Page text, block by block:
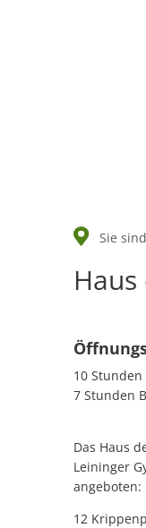
Sie
Kindes
10
7 Stunden
Das Haus
Leininger
angeboten:
12